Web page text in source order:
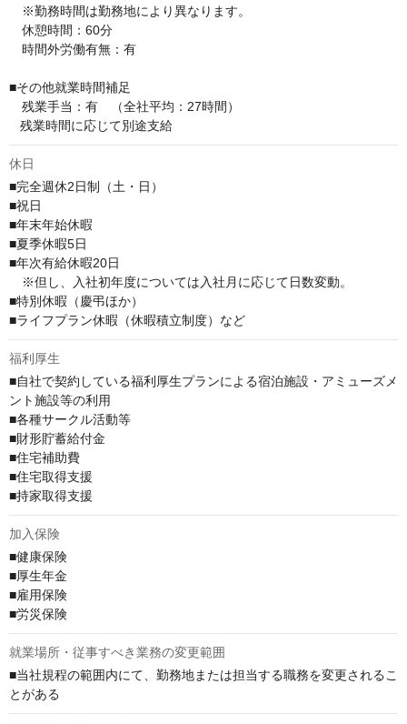
※勤務時間は勤務地により異なります。
休憩時間：60分
時間外労働有無：有
■その他就業時間補足
残業手当：有　（全社平均：27時間）
   残業時間に応じて別途支給
休日
■完全週休2日制（土・日）
■祝日
■年末年始休暇
■夏季休暇5日
■年次有給休暇20日
※但し、入社初年度については入社月に応じて日数変動。
■特別休暇（慶弔ほか）
■ライフプラン休暇（休暇積立制度）など
福利厚生
■自社で契約している福利厚生プランによる宿泊施設・アミューズメ
ント施設等の利用
■各種サークル活動等
■財形貯蓄給付金
■住宅補助費
■住宅取得支援
■持家取得支援
加入保険
■健康保険
■厚生年金
■雇用保険
■労災保険
就業場所・従事すべき業務の変更範囲
■当社規程の範囲内にて、勤務地または担当する職務を変更されるこ
とがある